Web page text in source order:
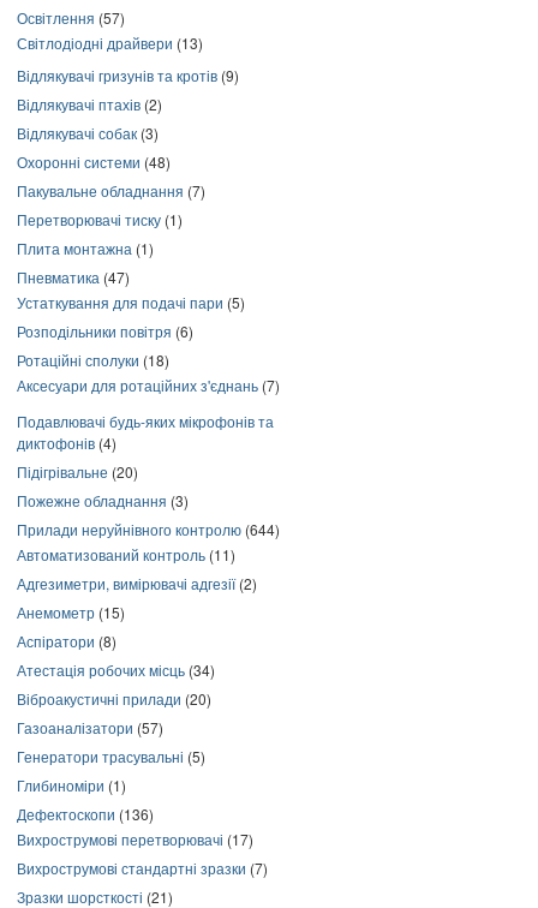
Освітлення (57)
Світлодіодні драйвери (13)
Відлякувачі гризунів та кротів (9)
Відлякувачі птахів (2)
Відлякувачі собак (3)
Охоронні системи (48)
Пакувальне обладнання (7)
Перетворювачі тиску (1)
Плита монтажна (1)
Пневматика (47)
Устаткування для подачі пари (5)
Розподільники повітря (6)
Ротаційні сполуки (18)
Аксесуари для ротаційних з'єднань (7)
Подавлювачі будь-яких мікрофонів та
диктофонів (4)
Підігрівальне (20)
Пожежне обладнання (3)
Прилади неруйнівного контролю (644)
Автоматизований контроль (11)
Адгезиметри, вимірювачі адгезії(2)
Анемометр (15)
Аспіратори (8)
Атестація робочих місць (34)
Віброакустичні прилади (20)
Газоаналізатори (57)
Генератори трасувальні (5)
Глибиноміри (1)
Дефектоскопи (136)
Вихрострумові перетворювачі (17)
Вихрострумові стандартні зразки (7)
Зразки шорсткості (21)